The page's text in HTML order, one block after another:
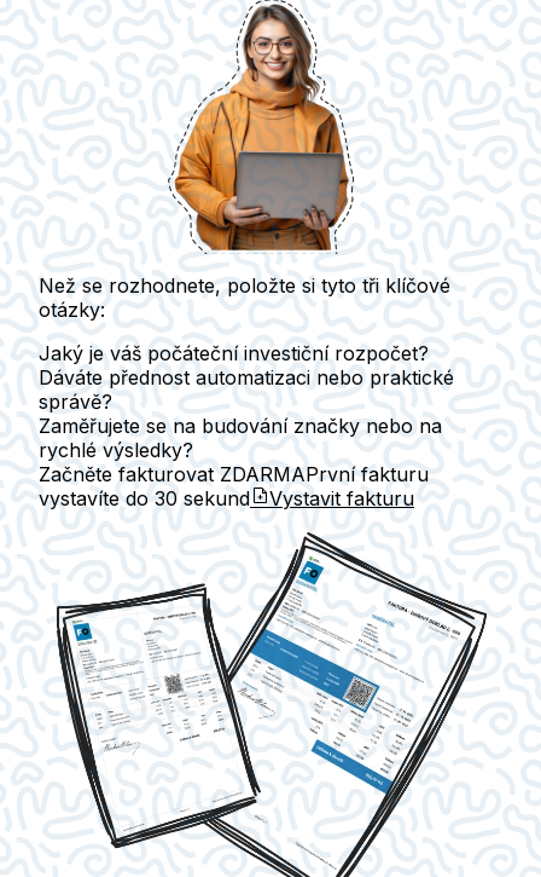
Než se rozhodnete, položte si tyto tři klíčové
otázky:
Jaký je váš počáteční investiční rozpočet?
Dáváte přednost automatizaci nebo praktické
správě?
Zaměřujete se na budování značky nebo na
rychlé výsledky?
Začněte fakturovat ZDARMAPrvní fakturu
vystavíte do 30 sekund Vystavit fakturu